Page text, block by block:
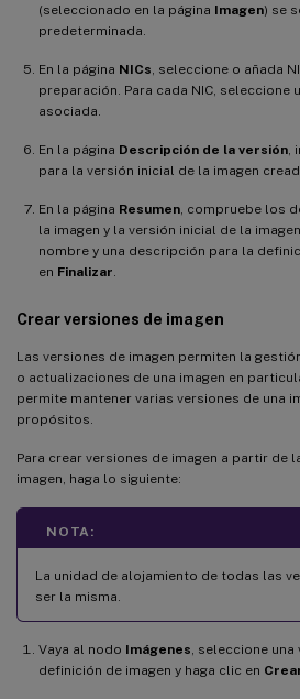
(seleccionado en la página Imagen) se
predeterminada.
En la página NICs , seleccione o añada
preparación. Para cada NIC, seleccione
asociada.
En la página Descripción de la versión
para la versión inicial de la imagen
En la página Resumen , compruebe los
la imagen y la versión inicial de la
nombre y una descripción para la
en Finalizar
Crear versiones de imagen
Las versiones de imagen permiten la
o actualizaciones de una imagen en
permite mantener varias versiones de una
propósitos.
Para crear versiones de imagen a partir de
imagen, haga lo siguiente:
NOTA:
La unidad de alojamiento de todas las
ser la misma.
Vaya al nodo Imágenes , seleccione
definición de imagen y haga clic en